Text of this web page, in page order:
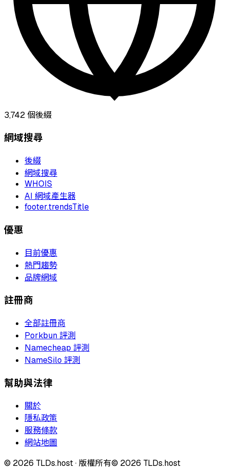
3,742個後綴
網域搜尋
後綴
網域搜尋
WHOIS
AI 網域產生器
footer.trendsTitle
優惠
目前優惠
熱門趨勢
品牌網域
註冊商
全部註冊商
Porkbun 評測
Namecheap 評測
NameSilo 評測
幫助與法律
關於
隱私政策
服務條款
網站地圖
© 2026 TLDs.host ·版權所有© 2026 TLDs.host